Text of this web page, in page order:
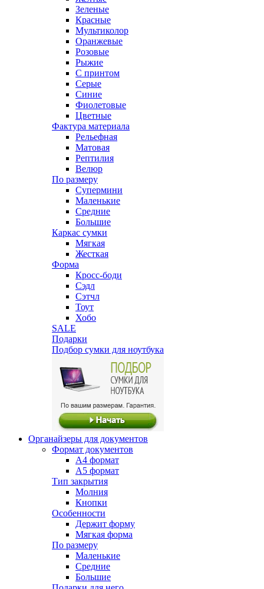
Зеленые
Красные
Мультиколор
Оранжевые
Розовые
Рыжие
С принтом
Серые
Синие
Фиолетовые
Цветные
Фактура материала
Рельефная
Матовая
Рептилия
Велюр
По размеру
Супермини
Маленькие
Средние
Большие
Каркас сумки
Мягкая
Жесткая
Форма
Кросс-боди
Сэдл
Сэтчл
Тоут
Хобо
SALE
Подарки
Подбор сумки для ноутбука
Органайзеры для документов
Формат документов
А4 формат
А5 формат
Тип закрытия
Молния
Кнопки
Особенности
Держит форму
Мягкая форма
По размеру
Маленькие
Средние
Большие